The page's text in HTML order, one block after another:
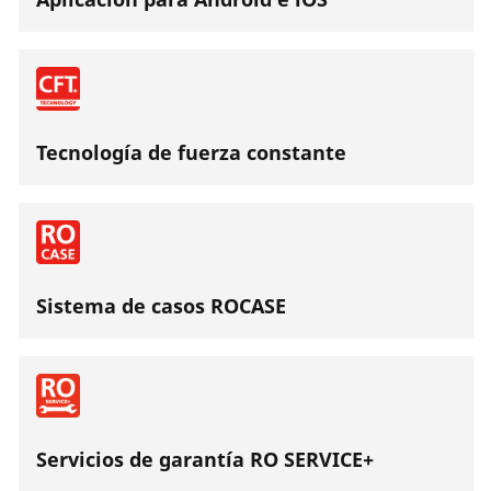
Tecnología de fuerza constante
Sistema de casos ROCASE
Servicios de garantía RO SERVICE+